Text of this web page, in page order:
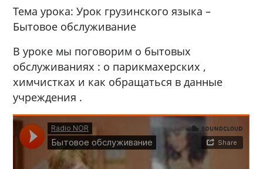
Тема урока: Урок грузинского языка –
Бытовое обслуживание
В уроке мы поговорим о бытовых
обслуживаниях : о парикмахерских ,
химчистках и как обращаться в данные
учреждения .